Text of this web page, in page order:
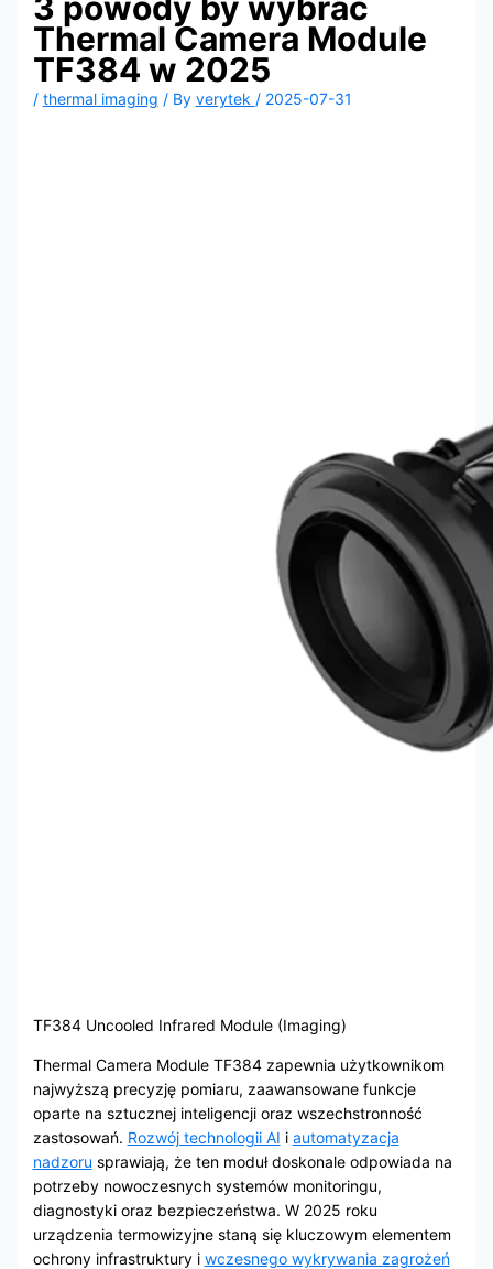
Thermal Camera Module
TF384 w 2025
/ thermal imaging / By verytek / 2025-07-31
TF384 Uncooled Infrared Module (Imaging)
Thermal Camera Module TF384 zapewnia użytkownikom
najwyższą precyzję pomiaru, zaawansowane funkcje
oparte na sztucznej inteligencji oraz wszechstronność
zastosowań. Rozwój technologii AI i automatyzacja
nadzoru sprawiają, że ten moduł doskonale odpowiada na
potrzeby nowoczesnych systemów monitoringu,
diagnostyki oraz bezpieczeństwa. W 2025 roku
urządzenia termowizyjne staną się kluczowym elementem
ochrony infrastruktury i wczesnego wykrywania zagrożeń